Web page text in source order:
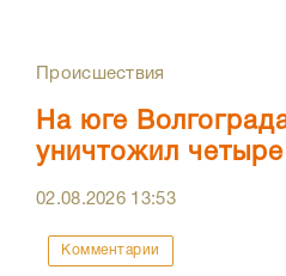
Происшествия
На юге
уничтожил
02.08.2026 13:53
Комментарии